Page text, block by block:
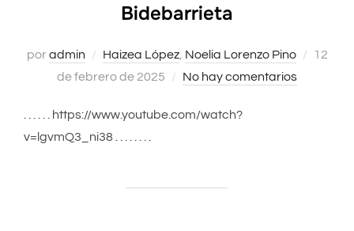
Bidebarrieta
poradmin Haizea López, Noelia Lorenzo Pino
12
de febrero de 2025
No hay comentarios
. . . . . . https://www.youtube.com/watch?
v=lgvmQ3_ni38 . . . . . . . .